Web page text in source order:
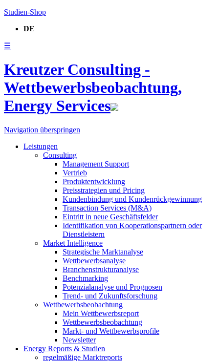
Studien-Shop
DE
☰
Kreutzer Consulting -
Wettbewerbsbeobachtung,
Energy Services
Navigation überspringen
Leistungen
Consulting
Management Support
Vertrieb
Produktentwicklung
Preisstrategien und Pricing
Kundenbindung und Kundenrückgewinnung
Transaction Services (M&A)
Eintritt in neue Geschäftsfelder
Identifikation von Kooperationspartnern oder
Dienstleistern
Market Intelligence
Strategische Marktanalyse
Wettbewerbsanalyse
Branchenstrukturanalyse
Benchmarking
Potenzialanalyse und Prognosen
Trend- und Zukunftsforschung
Wettbewerbs­beobachtung
Mein Wettbewerbsreport
Wettbewerbsbeobachtung
Markt- und Wettbewerbsprofile
Newsletter
Energy Reports & Studien
regelmäßige Marktreports